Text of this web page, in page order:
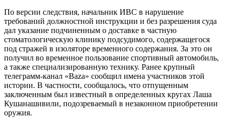
По версии следствия, начальник ИВС в нарушение
требований должностной инструкции и без разрешения суда
дал указание подчиненным о доставке в частную
стоматологическую клинику подсудимого, содержащегося
под стражей в изоляторе временного содержания. За это он
получил во временное пользование спортивный автомобиль,
а также специализированную технику. Ранее крупный
телеграмм-канал «Baza» сообщил имена участников этой
истории. В частности, сообщалось, что отпущенным
заключенным был известный в определенных кругах Лаша
Кушанашивили, подозреваемый в незаконном приобретении
оружия.